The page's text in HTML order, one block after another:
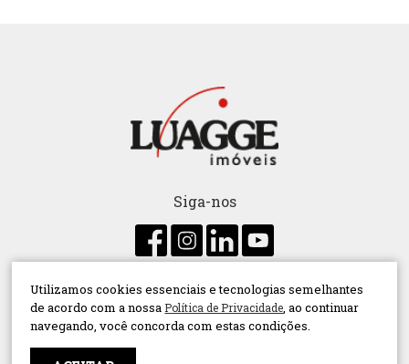
Siga-nos
Administração de condomínio
Aluguel
Compra
Conceitos Consórcio
Decoração
Utilizamos cookies essenciais e tecnologias semelhantes
de acordo com a nossaPolítica de Privacidade , ao continuar
navegando, você concorda com estas condições.